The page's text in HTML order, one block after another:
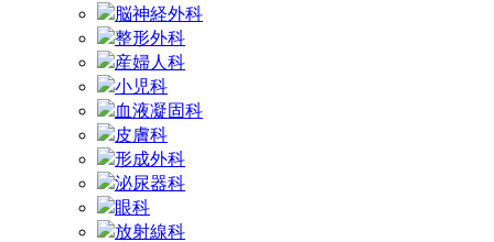
脳神経外科
整形外科
産婦人科
小児科
血液凝固科
皮膚科
形成外科
泌尿器科
眼科
放射線科